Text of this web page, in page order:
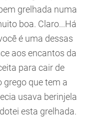
grelhada numa
boa. Claro...Há
é uma dessas
aos encantos da
para cair de
grego que tem a
usava berinjela
esta grelhada.